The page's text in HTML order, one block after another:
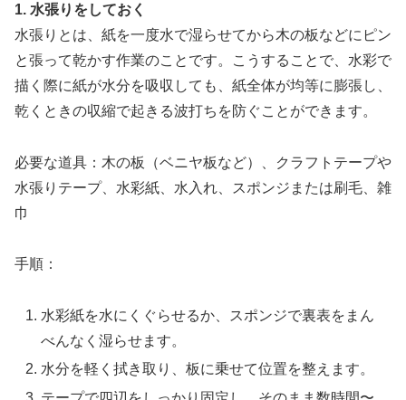
1. 水張りをしておく
水張りとは、紙を一度水で湿らせてから木の板などにピン
と張って乾かす作業のことです。こうすることで、水彩で
描く際に紙が水分を吸収しても、紙全体が均等に膨張し、
乾くときの収縮で起きる波打ちを防ぐことができます。
必要な道具：木の板（ベニヤ板など）、クラフトテープや
水張りテープ、水彩紙、水入れ、スポンジまたは刷毛、雑
巾
手順：
水彩紙を水にくぐらせるか、スポンジで裏表をまん
べんなく湿らせます。
水分を軽く拭き取り、板に乗せて位置を整えます。